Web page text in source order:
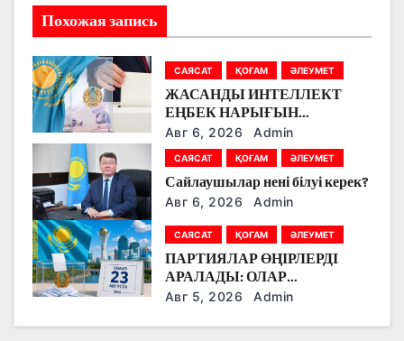
я
п
о
з
а
п
и
с
я
Похожая запись
САЯСАТ ҚОҒАМ ӘЛЕУМЕТ
ЖАСАНДЫ ИНТЕЛЛЕКТ
ЕҢБЕК НАРЫҒЫН
ӨЗГЕРТУДЕ: ПАРТИЯЛАР
БІЛІМ БЕРУ МЕН БОЛАШАҚ
МАМАНДЫҚТАРДЫ
ТАЛҚЫЛАДЫ
Авг 6, 2026 Admin
САЯСАТ ҚОҒАМ ӘЛЕУМЕТ
Сайлаушылар нені білуі керек?
Авг 6, 2026 Admin
САЯСАТ ҚОҒАМ ӘЛЕУМЕТ
ПАРТИЯЛАР ӨҢІРЛЕРДІ
АРАЛАДЫ: ОЛАР
ДӘРІГЕРЛЕРМЕН,
ФЕРМЕРЛЕРМЕН ЖӘНЕ
Авг 5, 2026 Admin